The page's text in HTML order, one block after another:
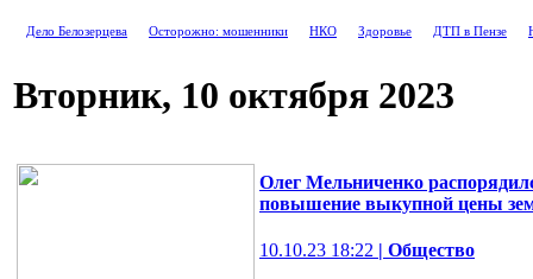
Дело Белозерцева Осторожно: мошенники НКО Здоровье ДТП в Пензе
Вторник, 10 октября 2023
Олег Мельниченко
повышение выкупной цены
10.10.23 18:22 | Общество